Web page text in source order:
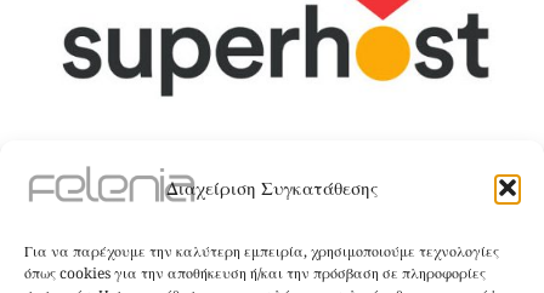
Διαχείριση Συγκατάθεσης
Για να παρέχουμε την καλύτερη εμπειρία, χρησιμοποιούμε τεχνολογίες
όπως cookies για την αποθήκευση ή/και την πρόσβαση σε πληροφορίες
ΚΑΝΤΕ ΚΡΑΤΗΣΗ